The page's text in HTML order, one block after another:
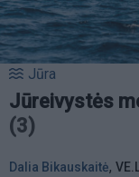
Jūra
Jūreivystės
(3)
Dalia Bikauskaitė,